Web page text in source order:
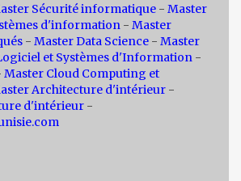
Sécurité informatique - Master
d'information - Master
- Master Data Science - Master
et Systèmes d'Information -
Master Cloud Computing et
Architecture d'intérieur -
d'intérieur -